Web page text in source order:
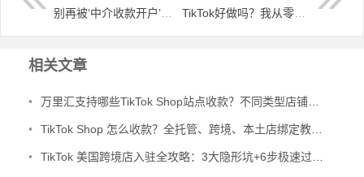
别再被‘中介收款开户’割韭菜了！外贸收款通道自己申请，快又稳还免费！
TikTok好做吗？我从零起步的小店实战分享，流程+避坑全写了
文
导相关文章
• 万里汇支持哪些TikTok Shop站点收款？不同类型店铺有什么区别，到底该怎么绑定？
• TikTok Shop 怎么收款？全托管、跨境、本土店绑定教程一次讲清
• TikTok 美国跨境店入驻全攻略：3大隐形坑+6步极速过审，避免踩雷！